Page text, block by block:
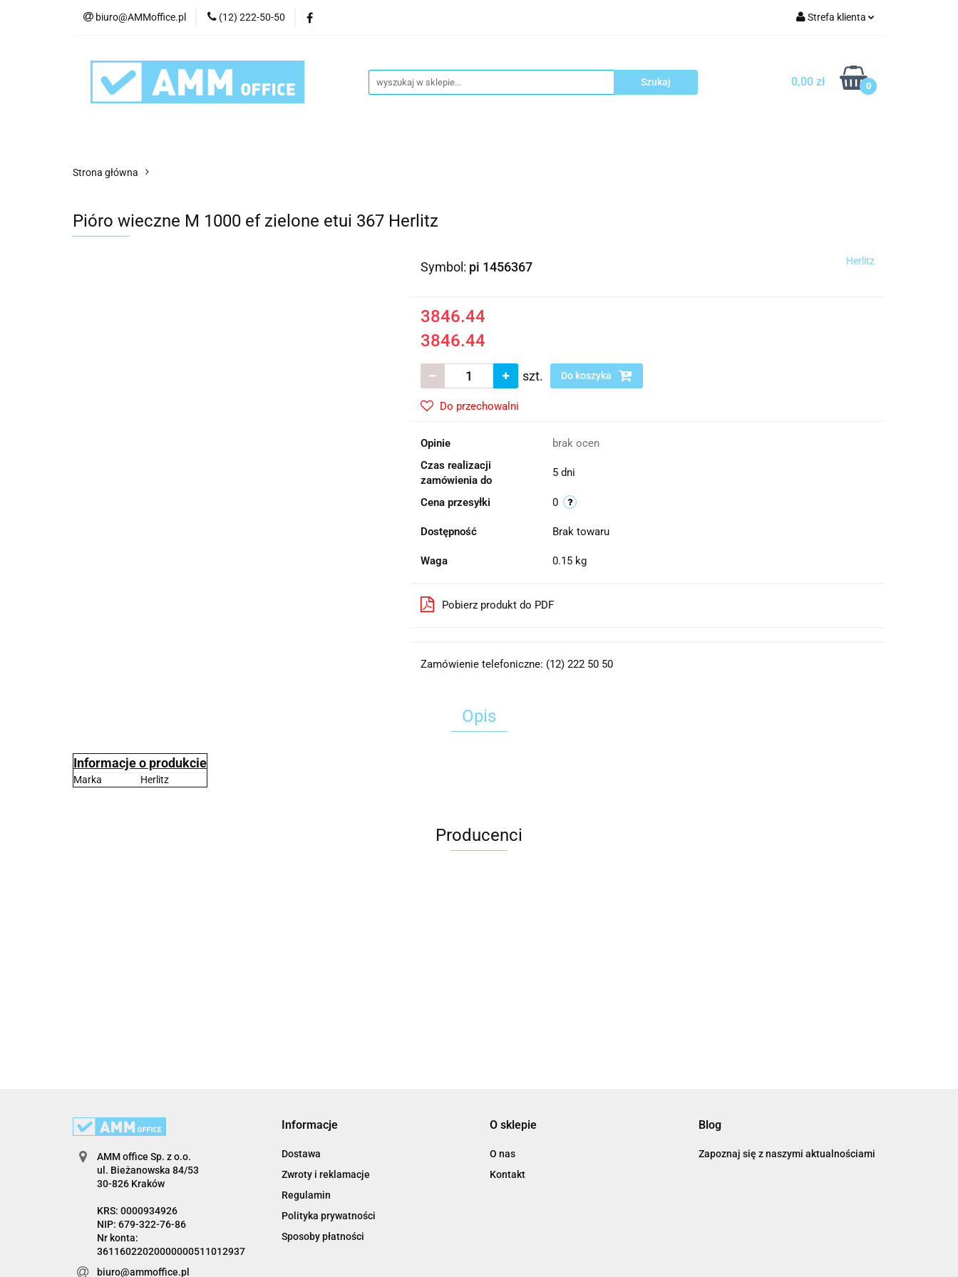
biuro@AMMoffice.pl (12) 222-50-50 Strefa klienta
Zarejestruj się
Dodaj zgłoszenie
0,00 zł 0
Kategorie Artykuły biurowe
Urządzenia i eksploatacja Blog Kontakt
Strona główna
Pióro wieczne M 1000 ef zielone etui 367 Herlitz
Symbol: pi 1456367 Herlitz
3846.44
3846.44
szt. Do koszyka
Do przechowalni
Opinie
brak ocen
Czas realizacji
zamówienia do
5 dni
Cena przesyłki 0
Dostępność Brak towaru
Waga 0.15 kg
Pobierz produkt do PDF
Zamówienie telefoniczne: (12) 222 50 50
Opis
Informacje o produkcie
Marka Herlitz
Producenci
AMM office Sp. z o.o.
ul. Bieżanowska 84/53
30-826 Kraków
KRS: 0000934926
NIP: 679-322-76-86
Nr konta:
36116022020000000511012937
biuro@ammoffice.pl
Informacje
Dostawa
Zwroty i reklamacje
Regulamin
Polityka prywatności
Sposoby płatności
O sklepie
O nas
Kontakt
Blog
Zapoznaj się z naszymi aktualnościami